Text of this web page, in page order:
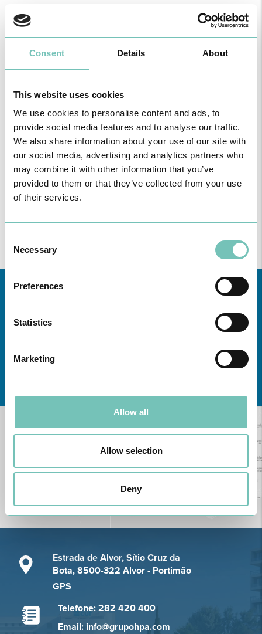
Consent Details About
This website uses cookies
We use cookies to personalise content and ads, to
provide social media features and to analyse our traffic.
We also share information about your use of our site with
our social media, advertising and analytics partners who
may combine it with other information that you’ve
provided to them or that they’ve collected from your use
of their services.
Selection
Necessary
Preferences
Statistics
Marketing
Allow all
Allow selection
Deny
Proporcione ao seu bebé um início alimentar seguro, saudável
e acompanhado.
ESPECIALIDADE DISPONÍVEL NAS UNIDADES
Região
Todas
as
unidades
Consulte aqui
Estrada de Alvor, Sítio Cruz da
Bota, 8500-322 Alvor - Portimão
GPS
Telefone: 282 420 400
Email: info@grupohpa.com